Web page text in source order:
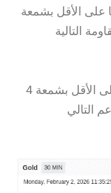
أعلى منها على الأقل بشمعة
كسر الدعم 4397 والثبات أدنى منه على الأقل بشمعة 4
التالي